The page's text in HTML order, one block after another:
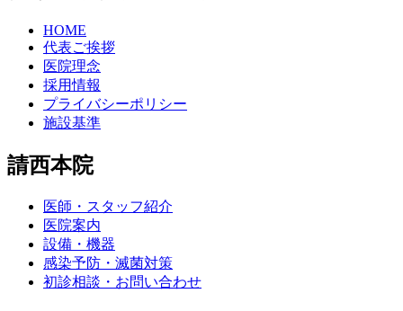
HOME
代表ご挨拶
医院理念
採用情報
プライバシーポリシー
施設基準
請西本院
医師・スタッフ紹介
医院案内
設備・機器
感染予防・滅菌対策
初診相談・お問い合わせ